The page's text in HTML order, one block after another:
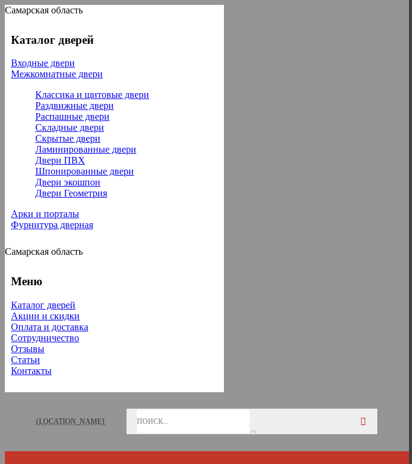
Самарская область
Каталог дверей
Входные двери
Межкомнатные двери
Классика и щитовые двери
Раздвижные двери
Распашные двери
Складные двери
Скрытые двери
Ламинированные двери
Двери ПВХ
Шпонированные двери
Двери экошпон
Двери Геометрия
Арки и порталы
Фурнитура дверная
Самарская область
Меню
Каталог дверей
Акции и скидки
Оплата и доставка
Сотрудничество
Отзывы
Статьи
Контакты
{LOCATION_NAME}